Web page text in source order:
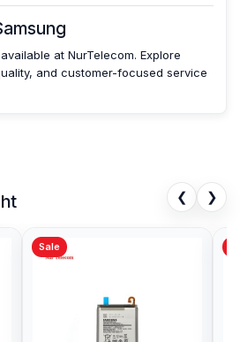
at NurTelecom. Explore
and customer-focused service
❮ ❯
Sale